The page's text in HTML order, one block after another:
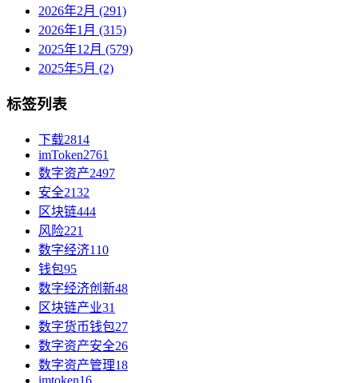
2026年2月 (291)
2026年1月 (315)
2025年12月 (579)
2025年5月 (2)
标签列表
下载2814
imToken2761
数字资产2497
安全2132
区块链444
风险221
数字经济110
钱包95
数字经济创新48
区块链产业31
数字货币钱包27
数字资产安全26
数字资产管理18
imtoken16